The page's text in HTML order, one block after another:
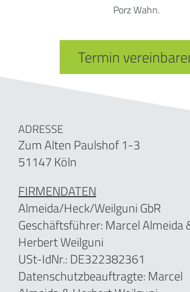
Porz Wahn.
Termin
ADRESSE
Zum Alten Paulshof 1-3
51147 Köln
FIRMENDATEN
Almeida/Heck/Weilguni GbR
Geschäftsführer: Marcel Almeida
Herbert Weilguni
USt-IdNr.: DE322382361
Datenschutzbeauftragte: Marcel